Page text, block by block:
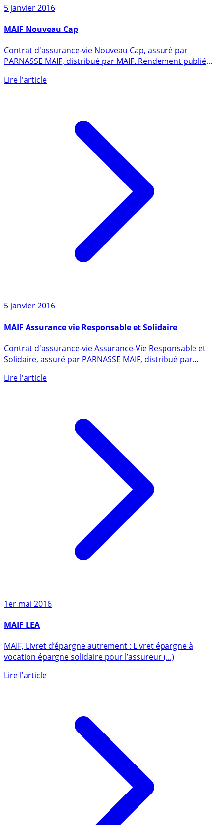
5 janvier 2016
MAIF Nouveau Cap
Contrat d'assurance-vie Nouveau Cap, assuré par
PARNASSE MAIF, distribué par MAIF. Rendement publié
Lire l'article
5 janvier 2016
MAIF Assurance vie Responsable et Solidaire
Contrat d'assurance-vie Assurance-Vie Responsable et
Solidaire, assuré par PARNASSE MAIF, distribué par
Lire l'article
1er mai 2016
MAIF LEA
MAIF, Livret d’épargne autrement : Livret épargne à
vocation épargne solidaire pour l’assureur (...)
Lire l'article